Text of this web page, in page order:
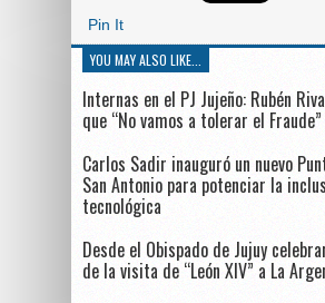
Pin It
YOU MAY ALSO LIKE...
Internas en el PJ Jujeño: Rubén
que “No vamos a tolerar el Fraude”
Carlos Sadir inauguró un nuevo
San Antonio para potenciar la
tecnológica
Desde el Obispado de Jujuy
de la visita de “León XIV” a La